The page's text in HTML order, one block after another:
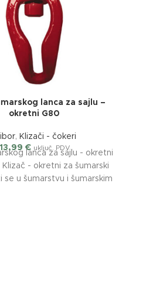
lanca za sajlu –
okretni G80
, Klizači - čokeri
13,99 € uključ. PDV
lanca za sajlu - okretni
- okretni za šumarski
se u šumarstvu i šumarskim